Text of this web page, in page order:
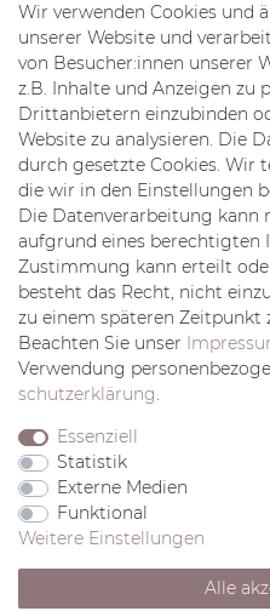
Mein
Mein
Kontakt
Zahlung
© Copyright 2020
Alle Rechte vorbehalten.
Wir verwenden Cookies und
unserer Website und
von Besucher:innen unserer
z.B. Inhalte und Anzeigen zu
Drittanbietern einzubinden
Website zu analysieren. Die
durch gesetzte Cookies. Wir
die wir in den Einstellungen
Die Datenverarbeitung
aufgrund eines berechtigten
Zustimmung kann erteilt
besteht das Recht, nicht
zu einem späteren Zeitpunkt
Beachten Sie unser
Verwendung
schutz­erklärung.
Essenziell
Statistik
Externe Medien
Funktional
Weitere Einstellungen
Alle